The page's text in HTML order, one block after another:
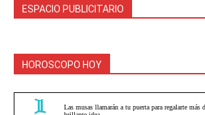
ESPACIO PUBLICITARIO
HOROSCOPO HOY